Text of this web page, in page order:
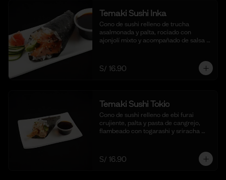
Temaki Sushi Inka
Cono de sushi relleno de trucha
asalmonada y palta, rociado con
ajonjolí mixto y acompañado de salsa
S/ 16.90
Temaki Sushi Tokio
Cono de sushi relleno de ebi furai
crujiente, palta y pasta de cangrejo,
flambeado con togarashi y sriracha
S/ 16.90